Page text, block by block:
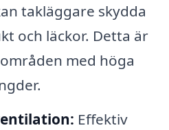
takläggare skydda
och läckor. Detta är
med höga
Effektiv